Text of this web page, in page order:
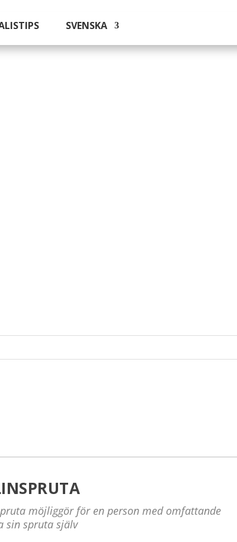
SVENSKA
möjliggör för en person med omfattande
sin spruta själv